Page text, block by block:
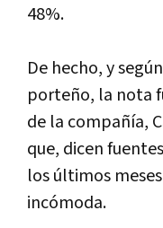
48%.
De hecho, y
porteño, la nota
de la compañí­a,
que, dicen
los últimos
incómoda.